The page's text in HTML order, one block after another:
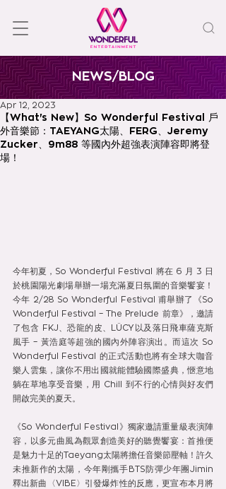
NEWS/BLOG
【What's New】So Wonderful Festival 戶
外音樂節：TAEYANG太陽、FERG、Jeremy
Zucker、9m88 等國內外超強表演陣容即將登
場！
Apr 12, 2023
今年初夏，So Wonderful Festival 將在 6 月 3 日
於桃園陽光劇場舉辦一場充滿夏日氛圍的音樂饗宴！
今年 2/28 So Wonderful Festival 甫舉辦了《So
Wonderful Festival – The Prelude 前章》，邀請
了包含 FKJ、恐龍的皮、LÜCY以及落日飛車薩克斯
風手 – 黃浩庭等超強的國內外陣容演出。而這次 So
Wonderful Festival 的正式活動也將有全球大咖音
樂人雲集，讓你不用出國就能體驗國際盛典，愜意地
躺在草地享受音樂，用 Chill 到不行的心情與好友們
開啟完美的夏天。
《So Wonderful Festival》獨家邀請重量級表演陣
容，以多元曲風為觀眾創造美好的聽覺饗宴：首推便
是魅力十足的Taeyang太陽將擔任音樂節壓軸！許久
未推新作的太陽，今年剛攜手BTS防彈少年團Jimin
釋出新曲〈VIBE〉引發爆炸性的反應，更宣布本月將